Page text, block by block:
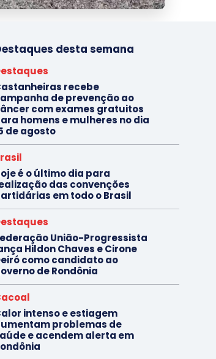
desta semana
recebe
de prevenção ao
com exames gratuitos
homens e mulheres no dia
de agosto
é o último dia para
das convenções
em todo o Brasil
União-Progressista
Hildon Chaves e Cirone
como candidato ao
de Rondônia
intenso e estiagem
problemas de
e acendem alerta em